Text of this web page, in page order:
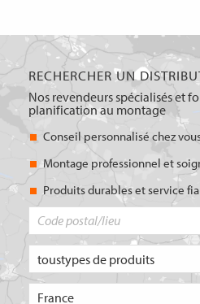
RECHERCHER UN
Nos revendeurs spécialisés et
planification au montage
Conseil personnalisé chez
Montage professionnel et
Produits durables et service
de